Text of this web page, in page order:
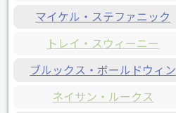
マイケル・ステファニック
トレイ・スウィーニー
ブルックス・ボールドウィン
ネイサン・ルークス